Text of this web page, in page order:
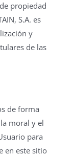
propiedad
S.A. es
y
de las
de forma
moral y el
para
en este sitio